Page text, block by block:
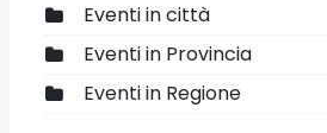
Eventi in città
Eventi in Provincia
Eventi in Regione